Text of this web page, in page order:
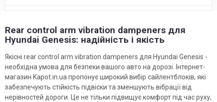
Rear control arm vibration dampeners для
Hyundai Genesis: надійність і якість
Якісні rear control arm vibration dampeners для Hyundai Genesis -
необхідна умова для безпеки вашого авто на дорозі. Інтернет-
магазин Kapot.in.ua пропонує широкий вибір сайлентблоків, які
забезпечують стійкість підвіски та зменшують вібрації від
нерівностей дороги. Це не тільки підвищує комфорт під час руху,